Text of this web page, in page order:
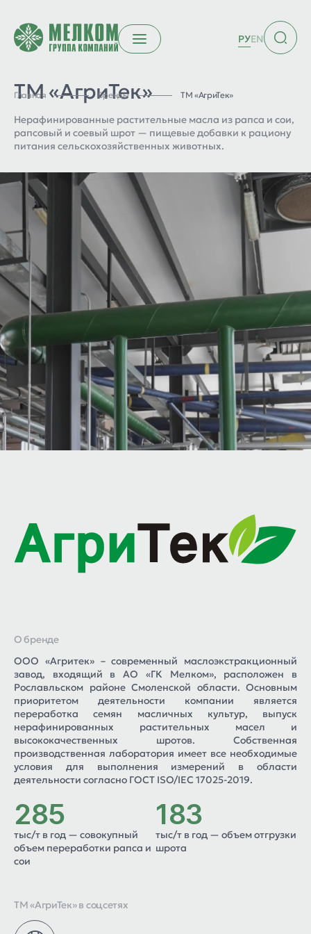
РУEN
Главная Бренды ТМ «АгриТек»
ТМ «АгриТек»
Нерафинированные растительные масла из рапса и сои,
рапсовый и соевый шрот — пищевые добавки к рациону
питания сельскохозяйственных животных.
О бренде
ООО «Агритек» – современный маслоэкстракционный
завод, входящий в АО «ГК Мелком», расположен в
Рославльском районе Смоленской области. Основным
приоритетом деятельности компании является
переработка семян масличных культур, выпуск
нерафинированных растительных масел и
высококачественных шротов. Собственная
производственная лаборатория имеет все необходимые
условия для выполнения измерений в области
деятельности согласно ГОСТ ISO/IEC 17025-2019.
285
тыс/т в год — совокупный
объем переработки рапса и
сои
183
тыс/т в год — объем отгрузки
шрота
ТМ «АгриТек» в соцсетях